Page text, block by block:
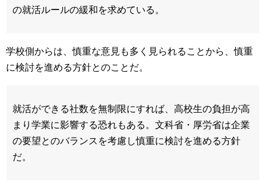
の就活ルールの緩和を求めている。
学校側からは、慎重な意見も多く見られることから、慎重
に検討を進める方針とのことだ。
就活ができる社数を無制限にすれば、高校生の負担が高
まり学業に影響する恐れもある。文科省・厚労省は企業
の要望とのバランスを考慮し慎重に検討を進める方針
だ。